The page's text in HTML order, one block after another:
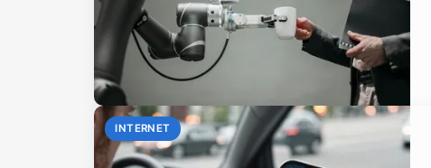
INTERNET